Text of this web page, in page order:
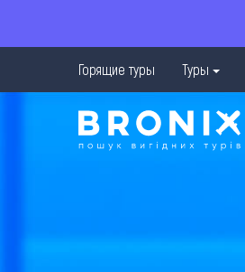
Горящие туры Туры